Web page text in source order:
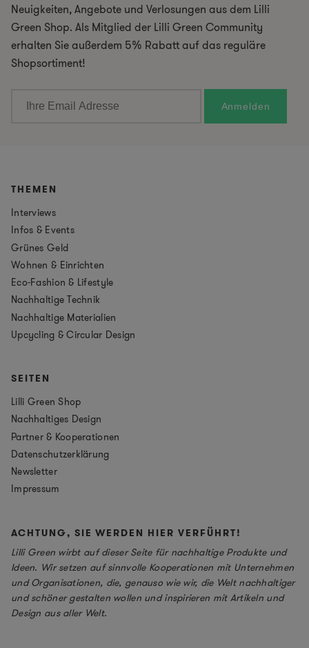
Neuigkeiten, Angebote und Verlosungen aus dem Lilli
Green Shop. Als Mitglied der Lilli Green Community
erhalten Sie außerdem 5% Rabatt auf das reguläre
Shopsortiment!
THEMEN
Interviews
Infos & Events
Grünes Geld
Wohnen & Einrichten
Eco-Fashion & Lifestyle
Nachhaltige Technik
Nachhaltige Materialien
Upcycling & Circular Design
SEITEN
Lilli Green Shop
Nachhaltiges Design
Partner & Kooperationen
Datenschutzerklärung
Newsletter
Impressum
ACHTUNG, SIE WERDEN HIER VERFÜHRT!
Lilli Green wirbt auf dieser Seite für nachhaltige Produkte und
Ideen. Wir setzen auf sinnvolle Kooperationen mit Unternehmen
und Organisationen, die, genauso wie wir, die Welt nachhaltiger
und schöner gestalten wollen und inspirieren mit Artikeln und
Design aus aller Welt.